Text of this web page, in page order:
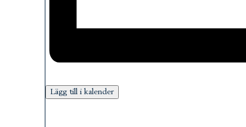
Lägg till i kalender